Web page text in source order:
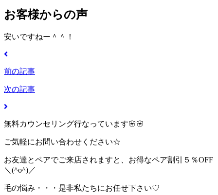
お客様からの声
安いですねー＾＾！
前の記事
次の記事
無料カウンセリング行なっています🌸🌸
ご気軽にお問い合わせください☆
お友達とペアでご来店されますと、お得なペア割引５％OFF
＼(^o^)／
毛の悩み・・・是非私たちにお任せ下さい♡